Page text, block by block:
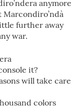
anymore
Marcondiro’ndà
further away
war.
it?
will take care
colors